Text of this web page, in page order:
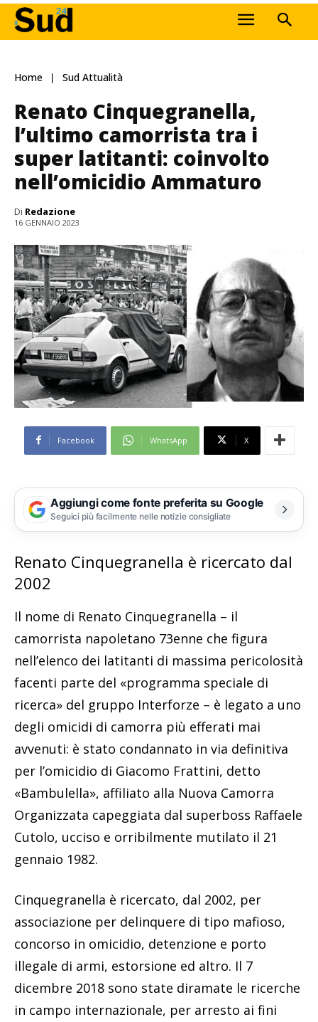
Home Sud Attualità
Renato Cinquegranella,
l’ultimo camorrista tra i
super latitanti: coinvolto
nell’omicidio Ammaturo
Di Redazione
16 GENNAIO 2023
Facebook WhatsApp X
Aggiungi come fonte preferita su Google
Seguici più facilmente nelle notizie consigliate
Renato Cinquegranella è ricercato dal
2002
Il nome di Renato Cinquegranella – il
camorrista napoletano 73enne che figura
nell’elenco dei latitanti di massima pericolosità
facenti parte del «programma speciale di
ricerca» del gruppo Interforze – è legato a uno
degli omicidi di camorra più efferati mai
avvenuti: è stato condannato in via definitiva
per l’omicidio di Giacomo Frattini, detto
«Bambulella», affiliato alla Nuova Camorra
Organizzata capeggiata dal superboss Raffaele
Cutolo, ucciso e orribilmente mutilato il 21
gennaio 1982.
Cinquegranella è ricercato, dal 2002, per
associazione per delinquere di tipo mafioso,
concorso in omicidio, detenzione e porto
illegale di armi, estorsione ed altro. Il 7
dicembre 2018 sono state diramate le ricerche
in campo internazionale, per arresto ai fini